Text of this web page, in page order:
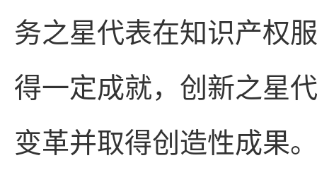
务之星代表在知识产权
得一定成就，创新之星
变革并取得创造性成果。